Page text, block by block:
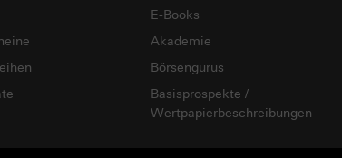
E-Books
Akademie
Börsengurus
Basisprospekte /
Wertpapierbeschreibungen